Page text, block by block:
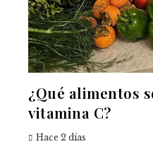
¿Qué alimentos
vitamina C?
Hace 2 días